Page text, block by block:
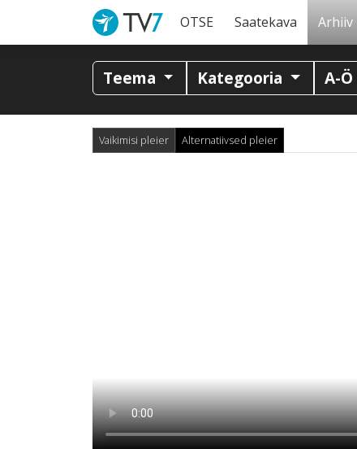
OTSE Saatekava Arhiiv
Teema Kategooria A-
Vaikimisi pleier Alternatiivsed pleier